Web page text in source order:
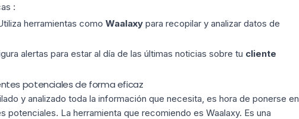
:
herramientas como Waalaxy para recopilar y analizar datos de
alertas para estar al día de las últimas noticias sobre tu cliente
potenciales de forma eficaz
y analizado toda la información que necesita, es hora de ponerse en
potenciales. La herramienta que recomiendo es Waalaxy. Es una